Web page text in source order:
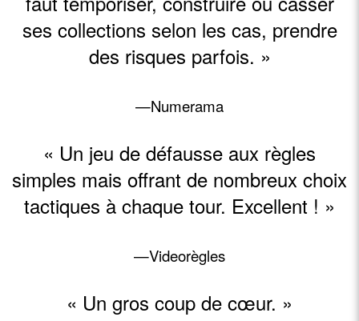
ses collections selon les cas, prendre
des risques parfois. »
—Numerama
« Un jeu de défausse aux règles
simples mais offrant de nombreux choix
tactiques à chaque tour. Excellent ! »
—Videorègles
« Un gros coup de cœur. »